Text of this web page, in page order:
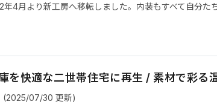
年4月より新工房へ移転しました。内装もすべて自分た
を快適な二世帯住宅に再生 / 素材で彩る
(2025/07/30 更新)